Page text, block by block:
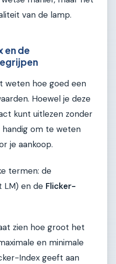
van de lamp.
en de
weten hoe goed een
Hoewel je deze
kunt uitlezen zonder
om te weten
je aankoop.
termen: de
LM) en de Flicker-
zien hoe groot het
en minimale
Index geeft aan